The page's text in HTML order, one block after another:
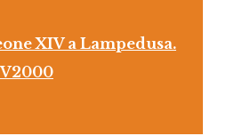
XIV a Lampedusa.